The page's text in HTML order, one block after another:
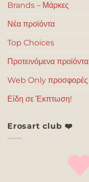
Brands – Μάρκες
Νέα προϊόντα
Top Choices
Προτεινόμενα προϊόντα
Web Only προσφορές
Είδη σε Έκπτωση!
Erosart club ❤️